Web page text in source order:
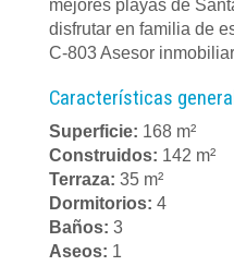
mejores playas de
disfrutar en familia de
C-803 Asesor
Características
Superficie: 168 m²
Construidos: 142 m²
Terraza: 35 m²
Dormitorios: 4
Baños: 3
Aseos: 1